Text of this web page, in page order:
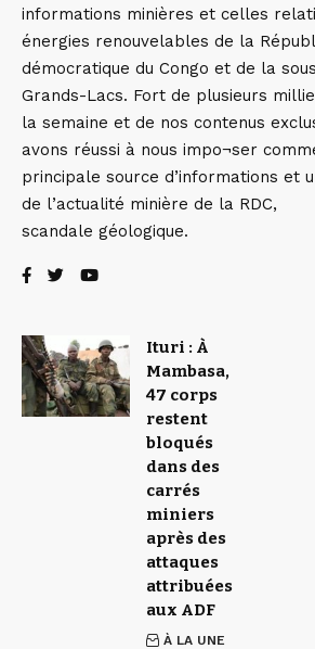
informations minières et celles
énergies renouvelables de la
démocratique du Congo et de la
Grands-Lacs. Fort de plusieurs
la semaine et de nos contenus
avons réussi à nous impo¬ser
principale source d’informations et
de l’actualité minière de la RDC,
scandale géologique.
Ituri : À
Mambasa,
47 corps
restent
bloqués
dans des
carrés
miniers
après des
attaques
attribuées
aux ADF
À LA UNE